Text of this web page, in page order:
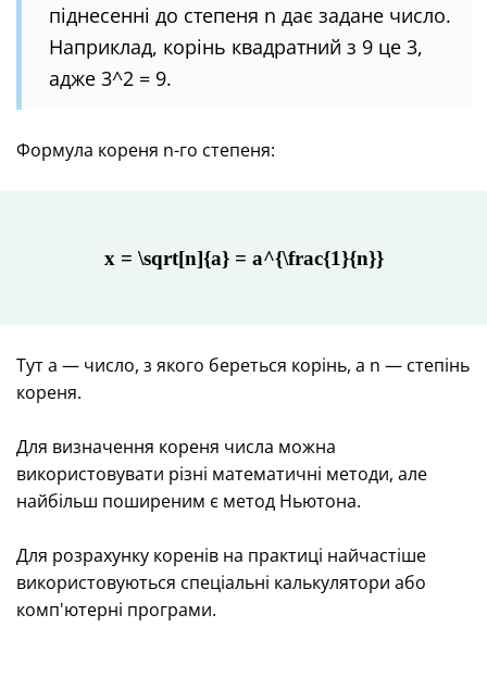
піднесенні до степеня n дає задане число.
Наприклад, корінь квадратний з 9 це 3,
адже 3^2 = 9.
Формула кореня n-го степеня:
x = \sqrt[n]{a} = a^{\frac{1}{n}}
Тут a — число, з якого береться корінь, а n — степінь
кореня.
Для визначення кореня числа можна
використовувати різні математичні методи, але
найбільш поширеним є метод Ньютона.
Для розрахунку коренів на практиці найчастіше
використовуються спеціальні калькулятори або
комп'ютерні програми.